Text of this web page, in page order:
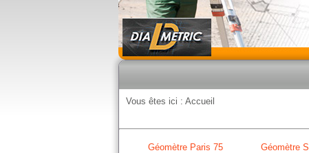
Vous êtes ici : Accueil
Géomètre Paris 75 Géomètre